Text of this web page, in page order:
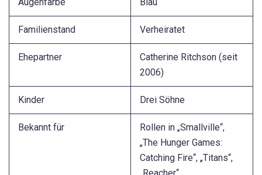
Familienstand Verheiratet
Ehepartner
Catherine Ritchson (seit
2006)
Kinder Drei Söhne
Bekannt für
Rollen in „Smallville“,
„The Hunger Games:
Catching Fire“, „Titans“,